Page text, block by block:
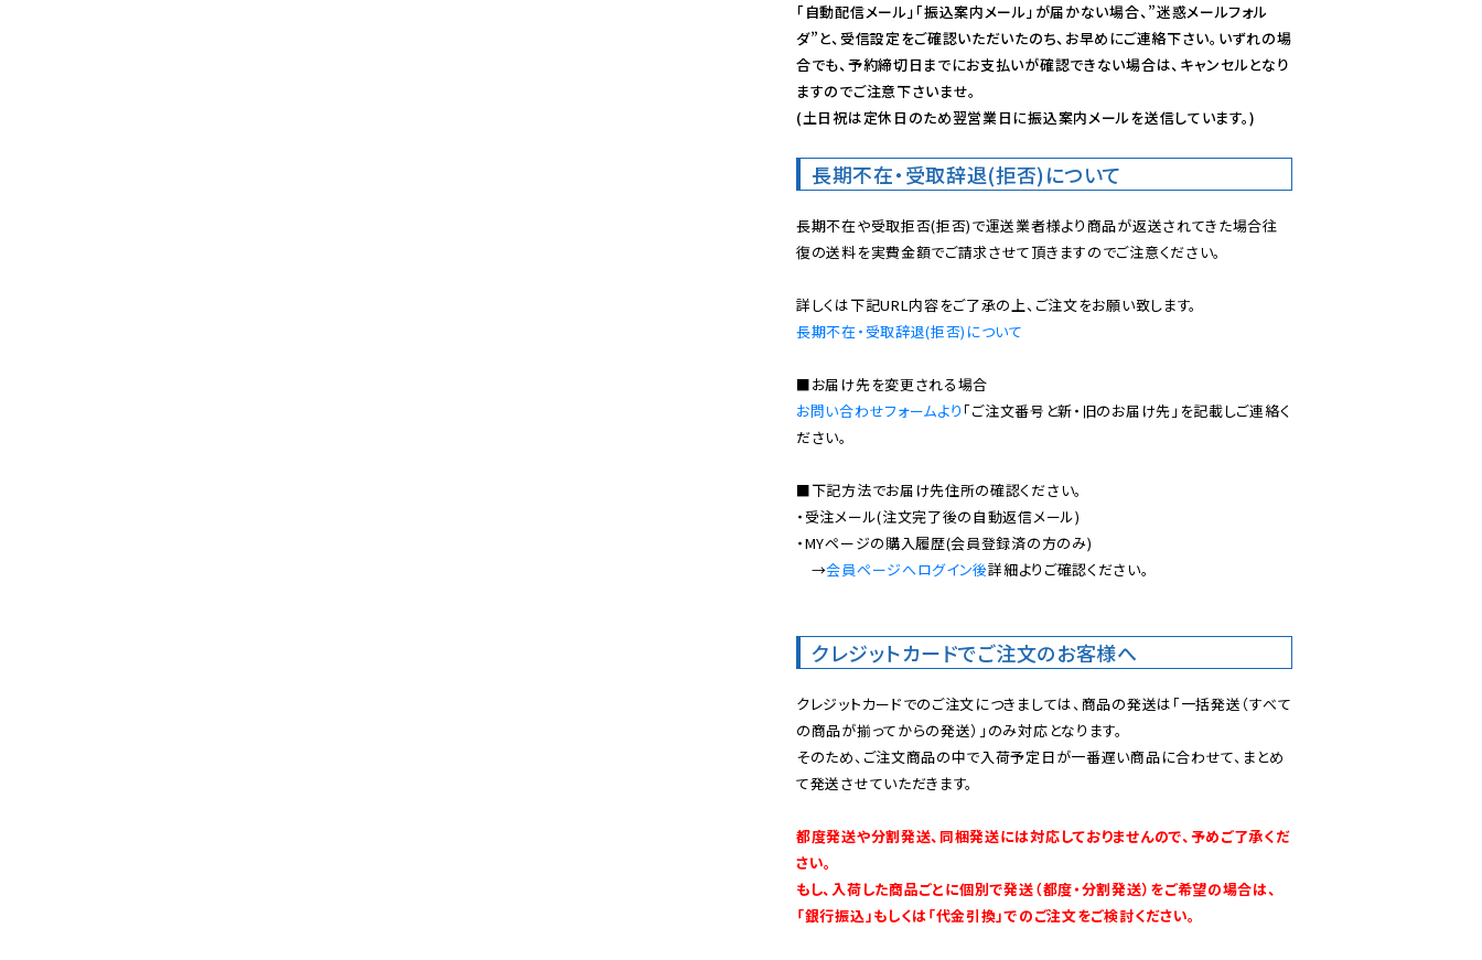
「自動配信メール」「振込案内メール」が届かない場合、”迷惑メールフォル
ダ”と、受信設定をご確認いただいたのち、お早めにご連絡下さい。いずれの場
合でも、予約締切日までにお支払いが確認できない場合は、キャンセルとなり
ますのでご注意下さいませ。
(土日祝は定休日のため翌営業日に振込案内メールを送信しています。)
長期不在・受取辞退(拒否)について
長期不在や受取拒否(拒否)で運送業者様より商品が返送されてきた場合往
復の送料を実費金額でご請求させて頂きますのでご注意ください。
長期不在・受取辞退(拒否)について
お問い合わせフォームより 「ご注文番号と新・旧のお届け先」を記載しご連絡く
ださい。
■下記方法でお届け先住所の確認ください。
・受注メール(注文完了後の自動返信メール)
・MYページの購入履歴(会員登録済の方のみ)
→会員ページへログイン後詳細よりご確認ください。
クレジットカードでご注文のお客様へ
クレジットカードでのご注文につきましては、商品の発送は「一括発送（すべて
の商品が揃ってからの発送）」のみ対応となります。
そのため、ご注文商品の中で入荷予定日が一番遅い商品に合わせて、まとめ
て発送させていただきます。
都度発送や分割発送、同梱発送には対応しておりませんので、予めご了承くだ
さい。
もし、入荷した商品ごとに個別で発送（都度・分割発送）をご希望の場合は、
「銀行振込」もしくは「代金引換」でのご注文をご検討ください。